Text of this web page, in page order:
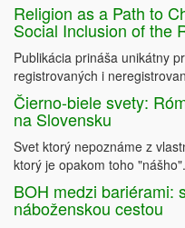
Religion as a Path to
Social Inclusion of the
Publikácia prináša unikátny
registrovaných i
Čierno-biele svety:
na Slovensku
Svet ktorý nepoznáme z
ktorý je opakom toho
BOH medzi bariérami:
náboženskou cestou